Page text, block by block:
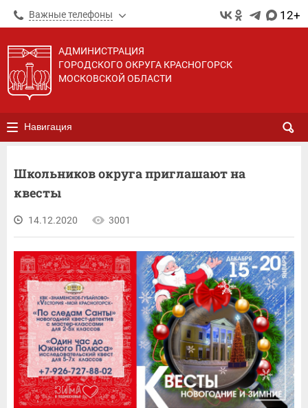
Важные телефоны 12+
АДМИНИСТРАЦИЯ
ГОРОДСКОГО ОКРУГА КРАСНОГОРСК
МОСКОВСКОЙ ОБЛАСТИ
Навигация
Школьников округа приглашают на
квесты
14.12.2020 3001